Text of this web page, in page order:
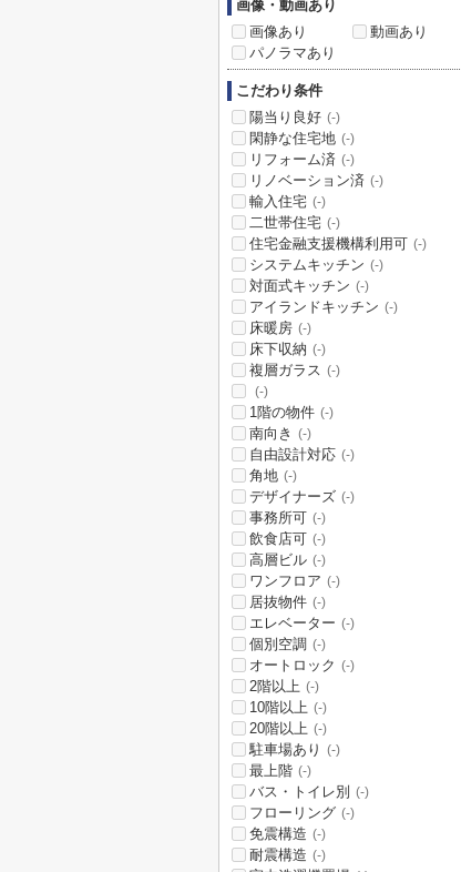
画像・動画あり
画像あり
動画あり
パノラマあり
こだわり条件
陽当り良好 (-)
閑静な住宅地 (-)
リフォーム済 (-)
リノベーション済 (-)
輸入住宅 (-)
二世帯住宅 (-)
住宅金融支援機構利用可 (-)
システムキッチン (-)
対面式キッチン (-)
アイランドキッチン (-)
床暖房 (-)
床下収納 (-)
複層ガラス (-)
(-)
1階の物件 (-)
南向き (-)
自由設計対応 (-)
角地 (-)
デザイナーズ (-)
事務所可 (-)
飲食店可 (-)
高層ビル (-)
ワンフロア (-)
居抜物件 (-)
エレベーター (-)
個別空調 (-)
オートロック (-)
2階以上 (-)
10階以上 (-)
20階以上 (-)
駐車場あり (-)
最上階 (-)
バス・トイレ別 (-)
フローリング (-)
免震構造 (-)
耐震構造 (-)